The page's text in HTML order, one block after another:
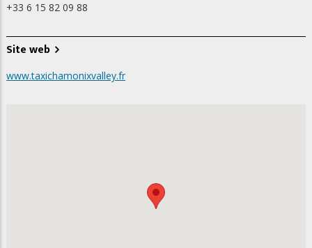
+33 6 15 82 09 88
Site web
www.taxichamonixvalley.fr